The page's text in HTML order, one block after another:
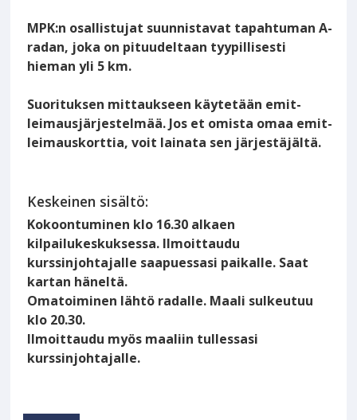
MPK:n osallistujat suunnistavat tapahtuman A-
radan, joka on pituudeltaan tyypillisesti
hieman yli 5 km.
Suorituksen mittaukseen käytetään emit-
leimausjärjestelmää. Jos et omista omaa emit-
leimauskorttia, voit lainata sen järjestäjältä.
Keskeinen sisältö:
Kokoontuminen klo 16.30 alkaen
kilpailukeskuksessa. Ilmoittaudu
kurssinjohtajalle saapuessasi paikalle. Saat
kartan häneltä.
Omatoiminen lähtö radalle. Maali sulkeutuu
klo 20.30.
Ilmoittaudu myös maaliin tullessasi
kurssinjohtajalle.